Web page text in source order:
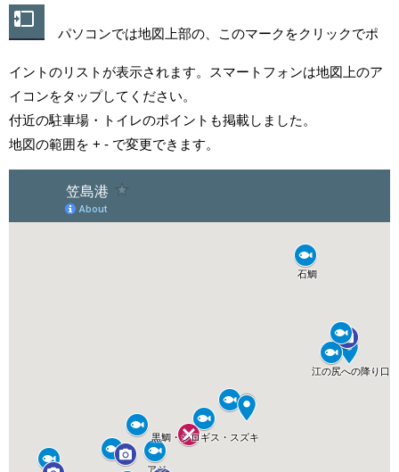
パソコンでは地図上部の、このマークをクリックでポ
イントのリストが表示されます。スマートフォンは地図上のア
イコンをタップしてください。
付近の駐車場・トイレのポイントも掲載しました。
地図の範囲を + - で変更できます。